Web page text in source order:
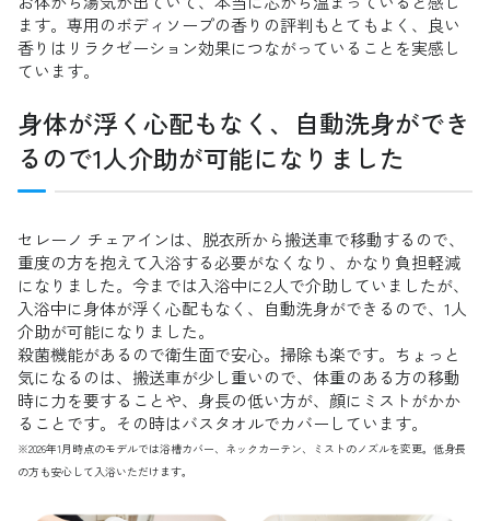
ます。専用のボディソープの香りの評判もとてもよく、良い
香りはリラクゼーション効果につながっていることを実感し
ています。
身体が浮く心配もなく、自動洗身ができ
るので1人介助が可能になりました
セレーノ チェアインは、脱衣所から搬送車で移動するので、
重度の方を抱えて入浴する必要がなくなり、かなり負担軽減
になりました。今までは入浴中に2人で介助していましたが、
入浴中に身体が浮く心配もなく、自動洗身ができるので、1人
介助が可能になりました。
殺菌機能があるので衛生面で安心。掃除も楽です。ちょっと
気になるのは、搬送車が少し重いので、体重のある方の移動
時に力を要することや、身長の低い方が、顔にミストがかか
ることです。その時はバスタオルでカバーしています。
※2026年1月時点のモデルでは浴槽カバー、ネックカーテン、ミストのノズルを変更。低身長
の方も安心して入浴いただけます。